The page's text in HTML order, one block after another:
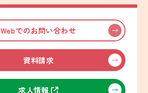
Webでのお問い合わせ
資料請求
求人情報